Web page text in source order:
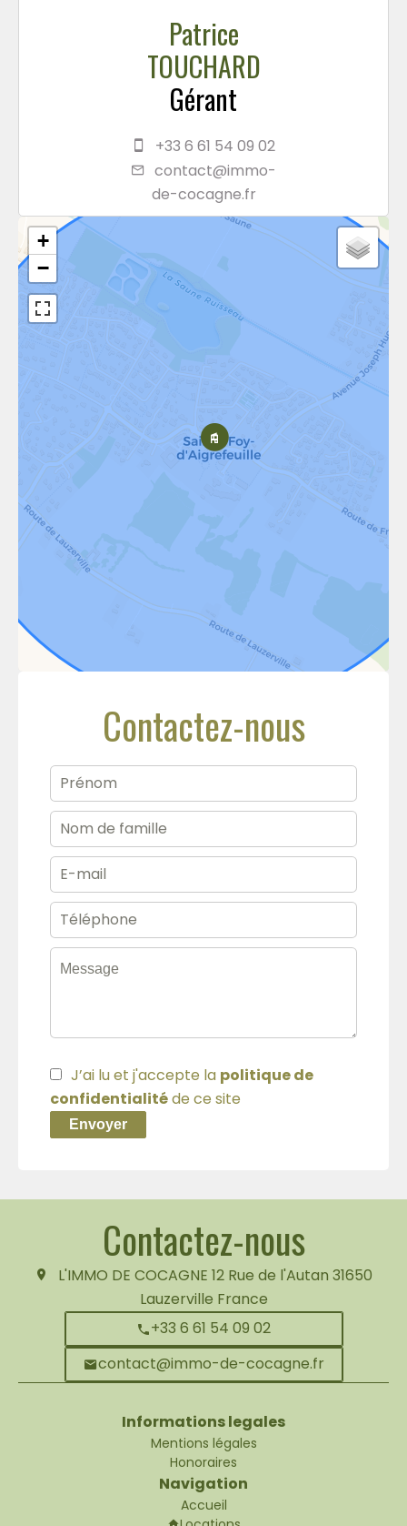
Patrice
TOUCHARD
Gérant
+33 6 61 54 09 02
contact@immo-
de-cocagne.fr
+
−
Contactez-nous
J’ai lu et j'accepte la politique de
confidentialitéde ce site
Envoyer
Contactez-nous
L'IMMO DE COCAGNE 12 Rue de l'Autan 31650
Lauzerville France
+33 6 61 54 09 02
contact@immo-de-cocagne.fr
Informations legales
Mentions légales
Honoraires
Navigation
Accueil